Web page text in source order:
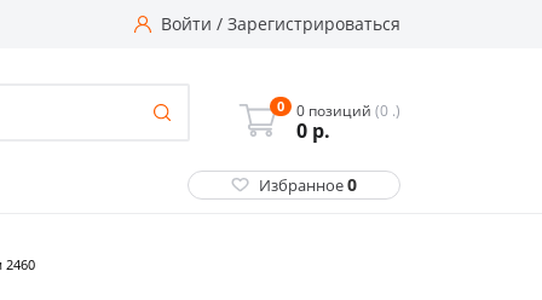
Войти / Зарегистрироваться
0 0 позиций (0 .)
0 р.
Избранное0
2460